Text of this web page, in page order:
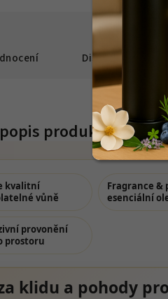
Diskuze
produktu
kvalitní
vůně
Fragrance &
esenciální
provonění
prostoru
klidu a pohody